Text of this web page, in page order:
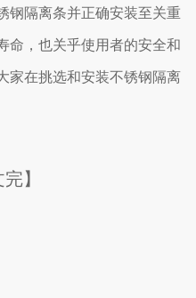
钢隔离条并正确安装至关重
命，也关乎使用者的安全和
家在挑选和安装不锈钢隔离
】